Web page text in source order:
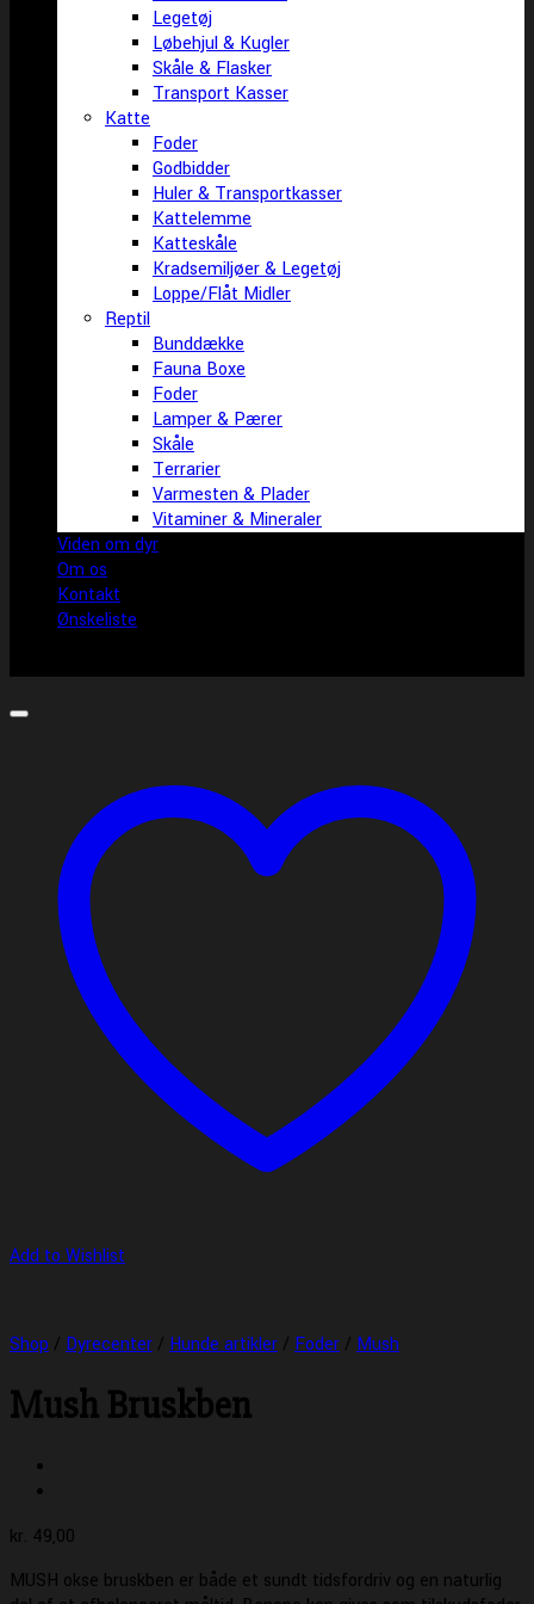
Legetøj
Løbehjul & Kugler
Skåle & Flasker
Transport Kasser
Katte
Foder
Godbidder
Huler & Transportkasser
Kattelemme
Katteskåle
Kradsemiljøer & Legetøj
Loppe/Flåt Midler
Reptil
Bunddække
Fauna Boxe
Foder
Lamper & Pærer
Skåle
Terrarier
Varmesten & Plader
Vitaminer & Mineraler
Viden om dyr
Om os
Kontakt
Ønskeliste
Add to Wishlist
Shop / Dyrecenter / Hunde artikler / Foder / Mush
Mush Bruskben
kr. 49,00
MUSH okse bruskben er både et sundt tidsfordriv og en naturlig